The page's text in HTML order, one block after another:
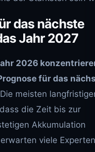
das nächste
Jahr 2027
2026
für das
meisten
die Zeit bis zur
Akkumulation
viele